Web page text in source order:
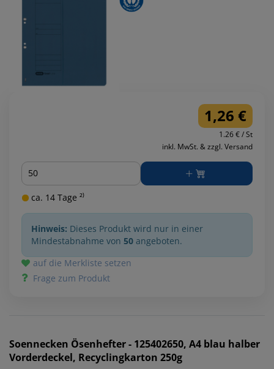
1,26 €
1.26 € / St
inkl. MwSt. & zzgl. Versand
Menge
ca. 14 Tage ²⁾
Hinweis: Dieses Produkt wird nur in einer
Mindestabnahme von 50 angeboten.
auf die Merkliste setzen
Frage zum Produkt
Soennecken Ösenhefter - 125402650, A4 blau halber
Vorderdeckel, Recyclingkarton 250g